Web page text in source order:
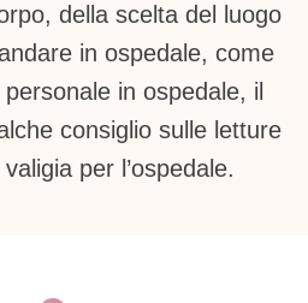
della scelta del luogo
in ospedale, come
in ospedale, il
consiglio sulle letture
per l’ospedale.